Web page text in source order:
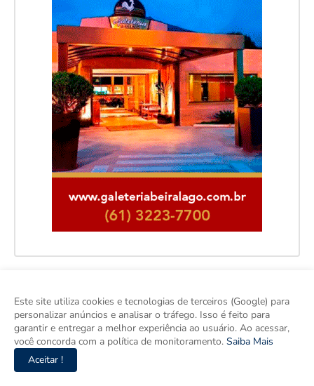
Facebook
Este site utiliza cookies e tecnologias de terceiros (Google) para
personalizar anúncios e analisar o tráfego. Isso é feito para
garantir e entregar a melhor experiência ao usuário. Ao acessar,
você concorda com a política de monitoramento. Saiba Mais
Aceitar !